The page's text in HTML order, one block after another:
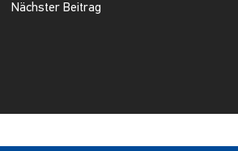
Nächster Beitrag